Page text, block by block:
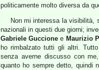
politicamente molto diversa da
Non mi interessa la visibilità,
nazionali in questi due giorni;
Gabriele Guccione e Maurizio
ho rimbalzato tutti gli altri.
senza averne discusso con
quanto ho sempre detto, quindi